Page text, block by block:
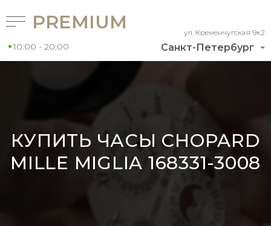
Санкт-Петербург
ул. Кременчугская 9к2
PREMIUM
10:00 - 20:00
КУПИТЬ ЧАСЫ CHOPARD
MILLE MIGLIA 168331-3008